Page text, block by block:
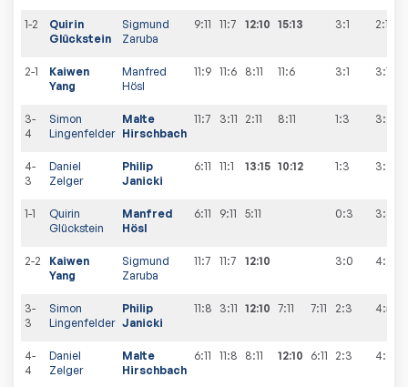
1-2
Quirin
Glückstein
Sigmund
Zaruba
9:11 11:7 12:10 15:13 3:1 2:1
2-1
Kaiwen
Yang
Manfred
Hösl
11:9 11:6 8:11 11:6 3:1 3:1
3-
4
Simon
Lingenfelder
Malte
Hirschbach
11:7 3:11 2:11 8:11 1:3 3:
4-
3
Daniel
Zelger
Philip
Janicki
6:11 11:1 13:15 10:12 1:3 3:
1-1
Quirin
Glückstein
Manfred
Hösl
6:11 9:11 5:11 0:3 3:
2-2
Kaiwen
Yang
Sigmund
Zaruba
11:7 11:7 12:10 3:0 4:
3-
3
Simon
Lingenfelder
Philip
Janicki
11:8 3:11 12:10 7:11 7:11 2:3 4:5
4-
4
Daniel
Zelger
Malte
Hirschbach
6:11 11:8 8:11 12:10 6:11 2:3 4: